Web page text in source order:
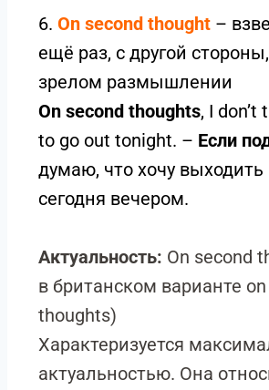
6. On second thought –
ещё раз, с другой
зрелом размышлении
On second thoughts, I don’t
to go out tonight. – Если
думаю, что хочу выходить
сегодня вечером.
Актуальность: On second
в британском варианте
thoughts)
Характеризуется
актуальностью. Она